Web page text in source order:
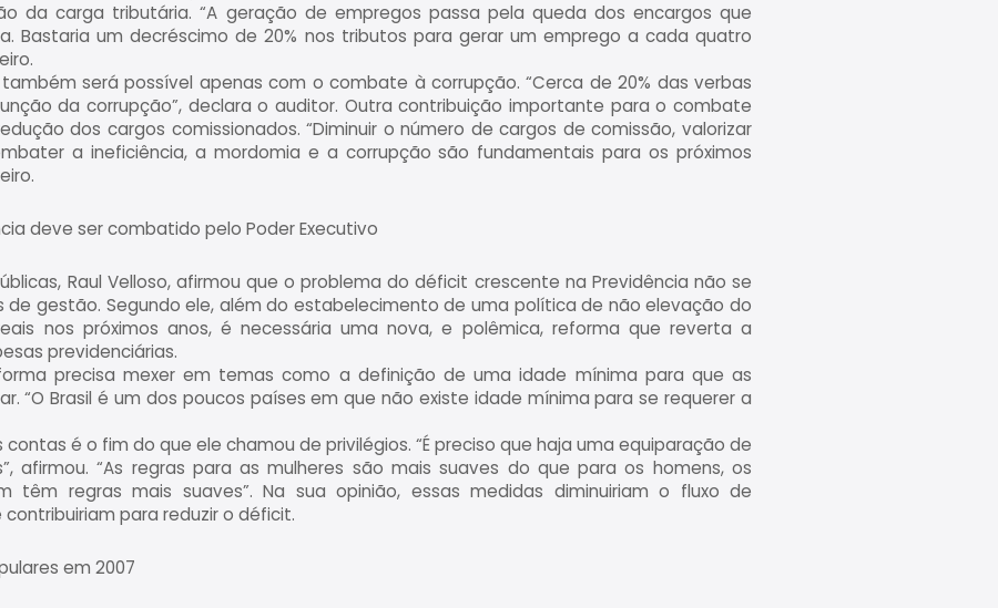
da carga tributária. “A geração de empregos passa pela queda dos encargos que
Bastaria um decréscimo de 20% nos tributos para gerar um emprego a cada quatro
será possível apenas com o combate à corrupção. “Cerca de 20% das verbas
da corrupção”, declara o auditor. Outra contribuição importante para o combate
dos cargos comissionados. “Diminuir o número de cargos de comissão, valorizar
a ineficiência, a mordomia e a corrupção são fundamentais para os próximos
deve ser combatido pelo Poder Executivo
Raul Velloso, afirmou que o problema do déficit crescente na Previdência não se
de gestão. Segundo ele, além do estabelecimento de uma política de não elevação do
nos próximos anos, é necessária uma nova, e polêmica, reforma que reverta a
previdenciárias.
precisa mexer em temas como a definição de uma idade mínima para que as
“O Brasil é um dos poucos países em que não existe idade mínima para se requerer a
é o fim do que ele chamou de privilégios. “É preciso que haja uma equiparação de
afirmou. “As regras para as mulheres são mais suaves do que para os homens, os
têm regras mais suaves”. Na sua opinião, essas medidas diminuiriam o fluxo de
para reduzir o déficit.
em 2007